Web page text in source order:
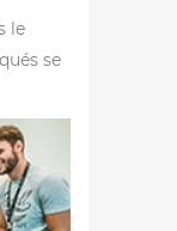
le
se